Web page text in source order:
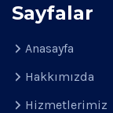
Sayfalar
Anasayfa
Hakkımızda
Hizmetlerimiz